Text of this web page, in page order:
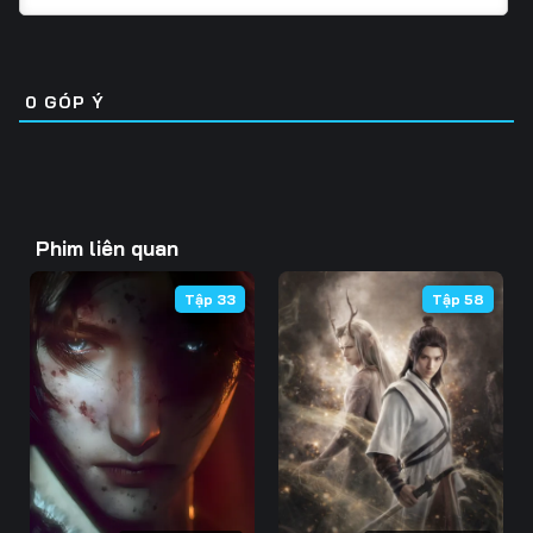
Tập 49
Tập 58
Tập 61 Tập 62 Tập 63
Tập 64 Tập 65 Tập 66
Tập 67 Tập 68 Tập 69
Tập 70 Tập 71 Tập 72
Tập 73 Tập 75
Tập 31 Tập 32 Tập 33
Tập 37 Tập 38 Tập 39
Tập 47 Tập 48
Tập 49 Tập 50 Tập 51
Tập 52 Tập 53 Tập 54
Tập 55 Tập 56 Tập 57
Tập 58 Tập 59 Tập 60
0 GÓP Ý
Phim liên quan
Tập 33 Tập 58